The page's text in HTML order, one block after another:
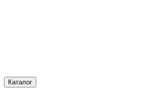
Каталог